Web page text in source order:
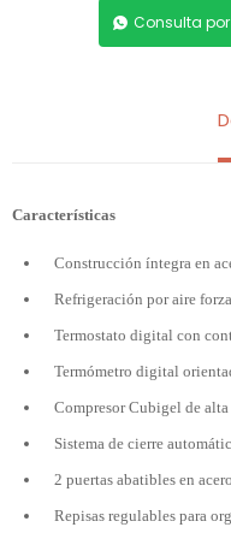
Consulta
Características
Construcción íntegra en
Refrigeración por aire
Termostato digital con
Termómetro digital
Compresor Cubigel de
Sistema de cierre
2 puertas abatibles en
Repisas regulables para